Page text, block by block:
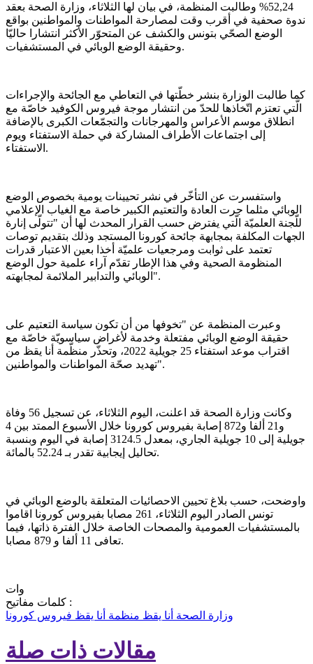
52,24% وطالبت المنظمة، في بيان لها الثلاثاء، وزارة الصحة بعقد
ندوة صحفية في أقرب وقت لمصارحة المواطنات والمواطنين بواقع
الوضع الصحّي بتونس والكشف عن المتحوّر الأكثر انتشارا حاليّا
وحقيقة الوضع الوبائي في المستشفيات.
كما طالبت الوزارة بنشر خطّتها في التعاطي مع الجائحة والإجراءات
الّتي تعتزم اتّخاذها للحدّ من انتشار موجة فيروس الكوفيد خاصّة مع
انطلاق موسم الأعراس والمهرجانات والتجمّعات الكبرى بالإضافة
إلى اجتماعات الأطراف المشاركة في حملة الاستفتاء ويوم
الاستفتاء.
واستفسرت عن التأخّر في نشر تحيينات يومية بخصوص الوضع
الوبائي مثلما جرت العادة والتعتيم الكبير خاصة مع الغياب الإعلامي
للّجنة العلميّة الّتي يفترض حسب القرار المحدث لها أن "تتولّى إنارة
الجهات المكلفة بمجابهة جائحة كورونا المستجد وذلك بتقديم توصات
تعتمد على ثوابت ومرجعيات علميّة أخذا بعين الاعتبار قدرات
المنظومة الصحية وفي هذا الإطار تقدّم آراء علمية حول الوضع
الوبائي والتدابير الملائمة لمجابهته".
وعبرت المنظمة عن "تخوفها من أن تكون سياسة التعتيم على
حقيقة الوضع الوبائي مفتعلة وخدمة لأغراض سياسويّة خاصّة مع
اقتراب موعد استفتاء 25 جويلية 2022، وتحذّر منظّمة أنا يقظ من
تهديد صحّة المواطنات والمواطنين".
وكانت وزارة الصحة قد اعلنت، اليوم الثلاثاء، عن تسجيل 56 وفاة
و21 ألفا و872 إصابة بفيروس كورونا خلال الأسبوع الممتد بين 4
جويلية إلى 10 جويلية الجاري، بمعدل 3124.5 إصابة في اليوم وبنسبة
تحاليل إيجابية تقدر بـ 52.24 بالمائة.
واوضحت، حسب بلاغ تحيين الاحصائيات المتعلقة بالوضع الوبائي في
تونس الصادر اليوم الثلاثاء، 261 مصابا بفيروس كورونا اقاموا
بالمستشفيات العمومية والمصحات الخاصة خلال الفترة ذاتها، فيما
تعافى 11 ألفا و 879 مصابا.
وات
كلمات مفاتيح :
وزارة الصحة أنا يقظ منظمة أنا يقظ فيروس كورونا
مقالات ذات صلة